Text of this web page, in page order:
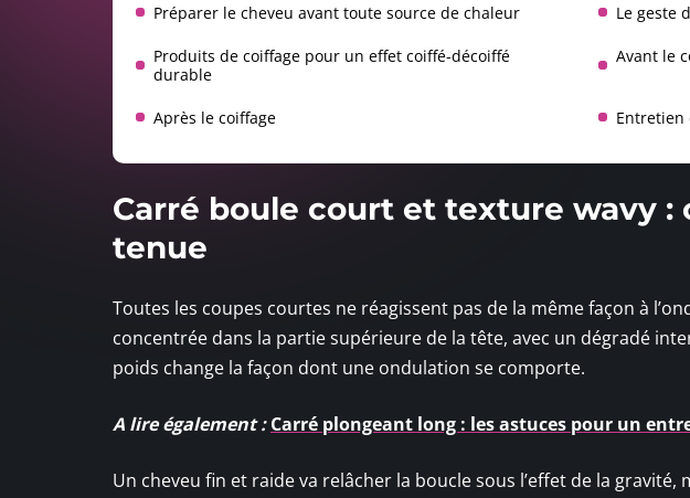
Préparer le cheveu avant toute source de chaleur Le geste
Produits de coiffage pour un effet coiffé-décoiffé
durable
Avant le
Après le coiffage Entretien
Carré boule court et texture wavy :
tenue
Toutes les coupes courtes ne réagissent pas de la même façon à
concentrée dans la partie supérieure de la tête, avec un dégradé
poids change la façon dont une ondulation se comporte.
A lire également : Carré plongeant long : les astuces pour un
Un cheveu fin et raide va relâcher la boucle sous l’effet de la